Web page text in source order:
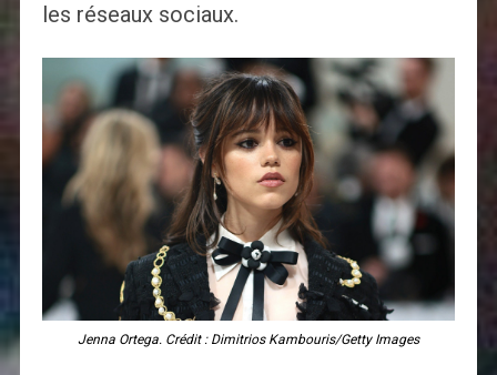
les réseaux sociaux.
Jenna Ortega. Crédit : Dimitrios Kambouris/Getty Images